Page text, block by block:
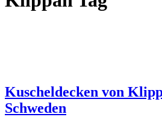
Kuscheldecken von
Schweden